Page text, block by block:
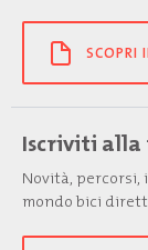
SCOPRI
Iscriviti
Novità,
mondo bici